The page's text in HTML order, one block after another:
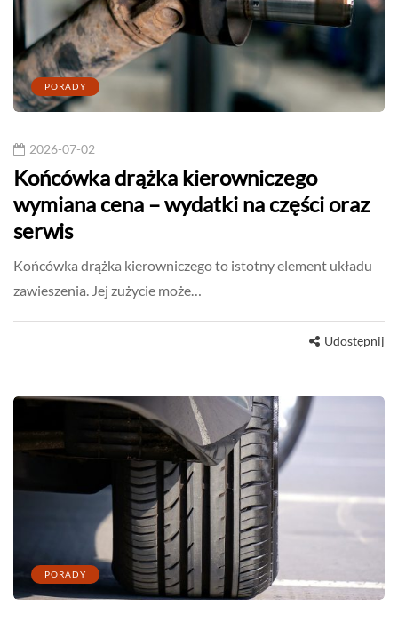
PORADY
2026-07-02
Końcówka drążka kierowniczego
wymiana cena – wydatki na części oraz
serwis
Końcówka drążka kierowniczego to istotny element układu
zawieszenia. Jej zużycie może…
Udostępnij
PORADY